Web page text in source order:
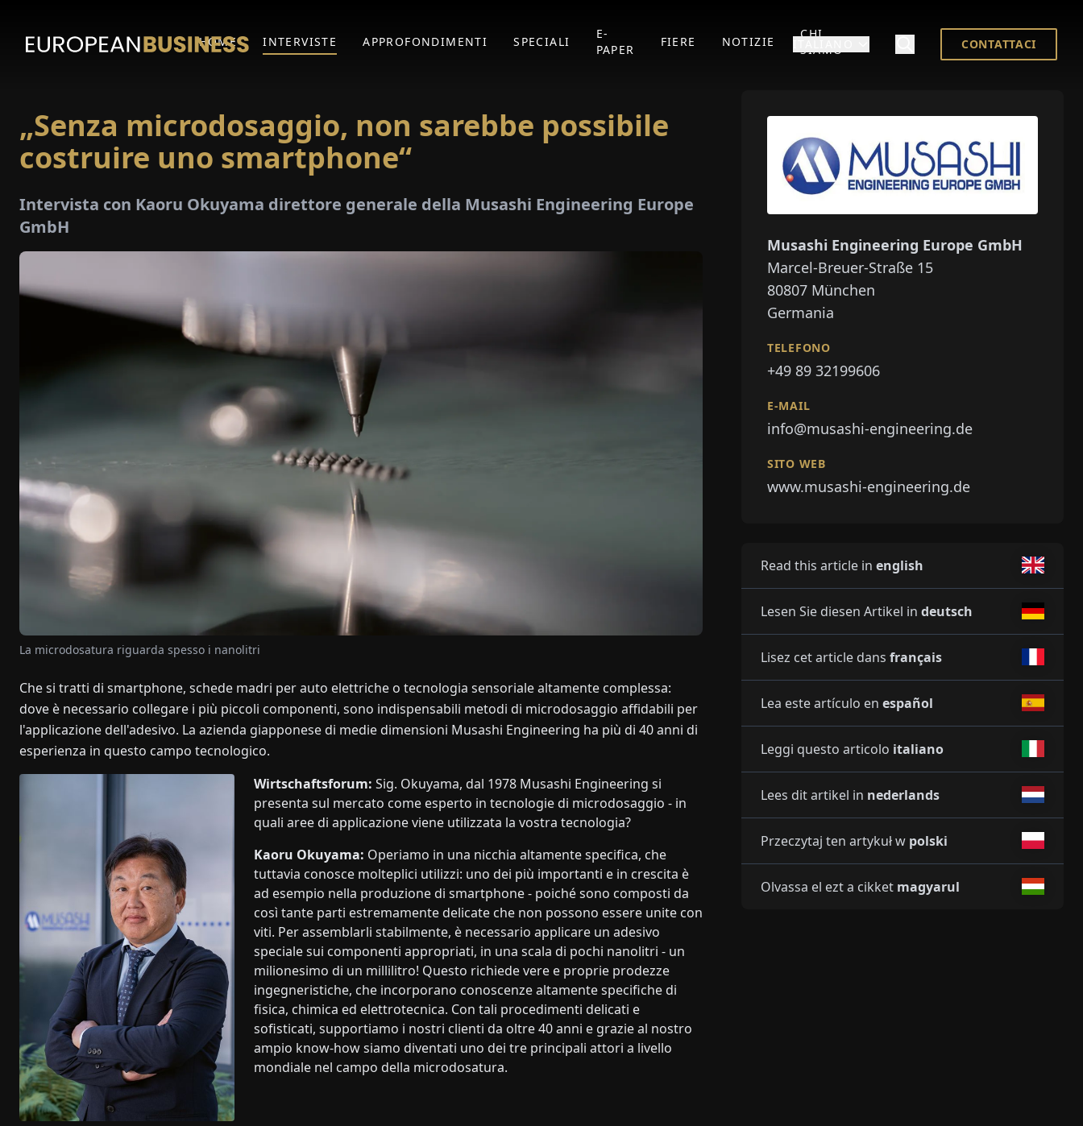
HOME INTERVISTE APPROFONDIMENTI SPECIALI
E-
PAPER
FIERE NOTIZIE
CHI
SIAMO
CONTATTACI
„Senza microdosaggio, non sarebbe possibile
costruire uno smartphone“
Intervista con Kaoru Okuyama direttore generale della Musashi Engineering Europe
GmbH
La microdosatura riguarda spesso i nanolitri
Che si tratti di smartphone, schede madri per auto elettriche o tecnologia sensoriale altamente complessa:
dove è necessario collegare i più piccoli componenti, sono indispensabili metodi di microdosaggio affidabili per
l'applicazione dell'adesivo. La azienda giapponese di medie dimensioni Musashi Engineering ha più di 40 anni di
esperienza in questo campo tecnologico.
Wirtschaftsforum: Sig. Okuyama, dal 1978 Musashi Engineering si
presenta sul mercato come esperto in tecnologie di microdosaggio - in
quali aree di applicazione viene utilizzata la vostra tecnologia?
Kaoru Okuyama: Operiamo in una nicchia altamente specifica, che
tuttavia conosce molteplici utilizzi: uno dei più importanti e in crescita è
ad esempio nella produzione di smartphone - poiché sono composti da
così tante parti estremamente delicate che non possono essere unite con
viti. Per assemblarli stabilmente, è necessario applicare un adesivo
speciale sui componenti appropriati, in una scala di pochi nanolitri - un
milionesimo di un millilitro! Questo richiede vere e proprie prodezze
ingegneristiche, che incorporano conoscenze altamente specifiche di
fisica, chimica ed elettrotecnica. Con tali procedimenti delicati e
sofisticati, supportiamo i nostri clienti da oltre 40 anni e grazie al nostro
ampio know-how siamo diventati uno dei tre principali attori a livello
mondiale nel campo della microdosatura.
Musashi Engineering Europe GmbH
Marcel-Breuer-Straße 15
80807 München
Germania
TELEFONO
+49 89 32199606
E-MAIL
info@musashi-engineering.de
SITO WEB
www.musashi-engineering.de
Read this article in english
Lesen Sie diesen Artikel in deutsch
Lisez cet article dans français
Lea este artículo en español
Leggi questo articolo italiano
Lees dit artikel in nederlands
Przeczytaj ten artykuł w polski
Olvassa el ezt a cikket magyarul